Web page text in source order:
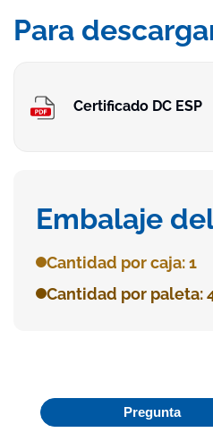
Para
Certificado DC ESP
Embalaje
Cantidad por caja: 1
Cantidad por paleta:
Pregunta